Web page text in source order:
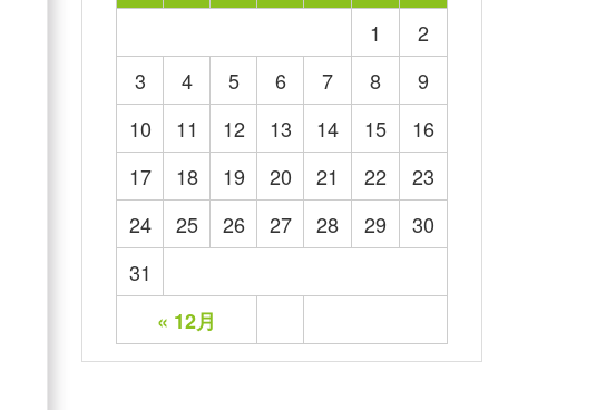
« 12月
1
2
3
4 5 6 7 8
9
10
11 12 13 14 15
16
17
18 19 20 21 22
23
24
25 26 27 28 29
30
31